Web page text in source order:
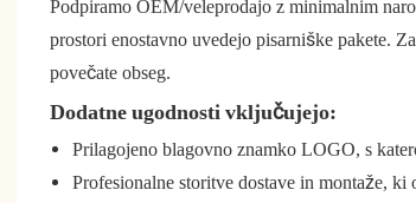
Podpiramo OEM/veleprodajo z minimalnim
prostori enostavno uvedejo pisarniške pakete.
povečate obseg.
Dodatne ugodnosti vključujejo:
Prilagojeno blagovno znamko LOGO, s
Profesionalne storitve dostave in montaže,